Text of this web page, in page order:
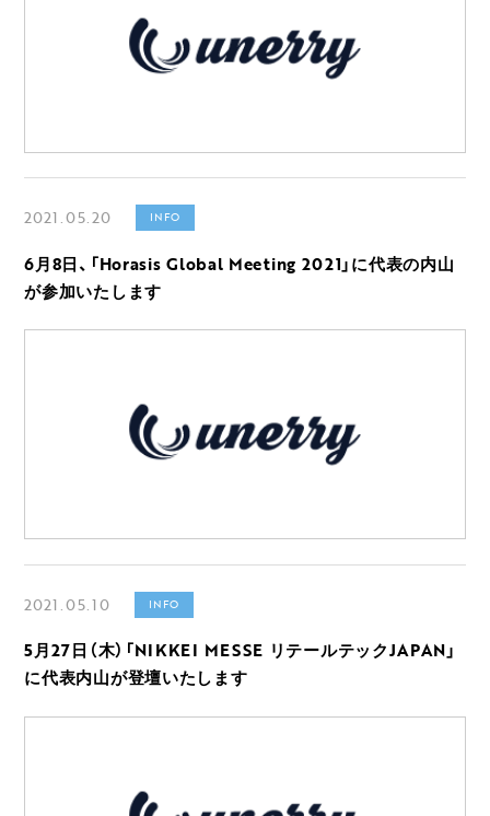
2021.05.20 INFO
6月8日、「Horasis Global Meeting 2021」に代表の内山
が参加いたします
2021.05.10 INFO
5月27日（木）「NIKKEI MESSE リテールテックJAPAN」
に代表内山が登壇いたします